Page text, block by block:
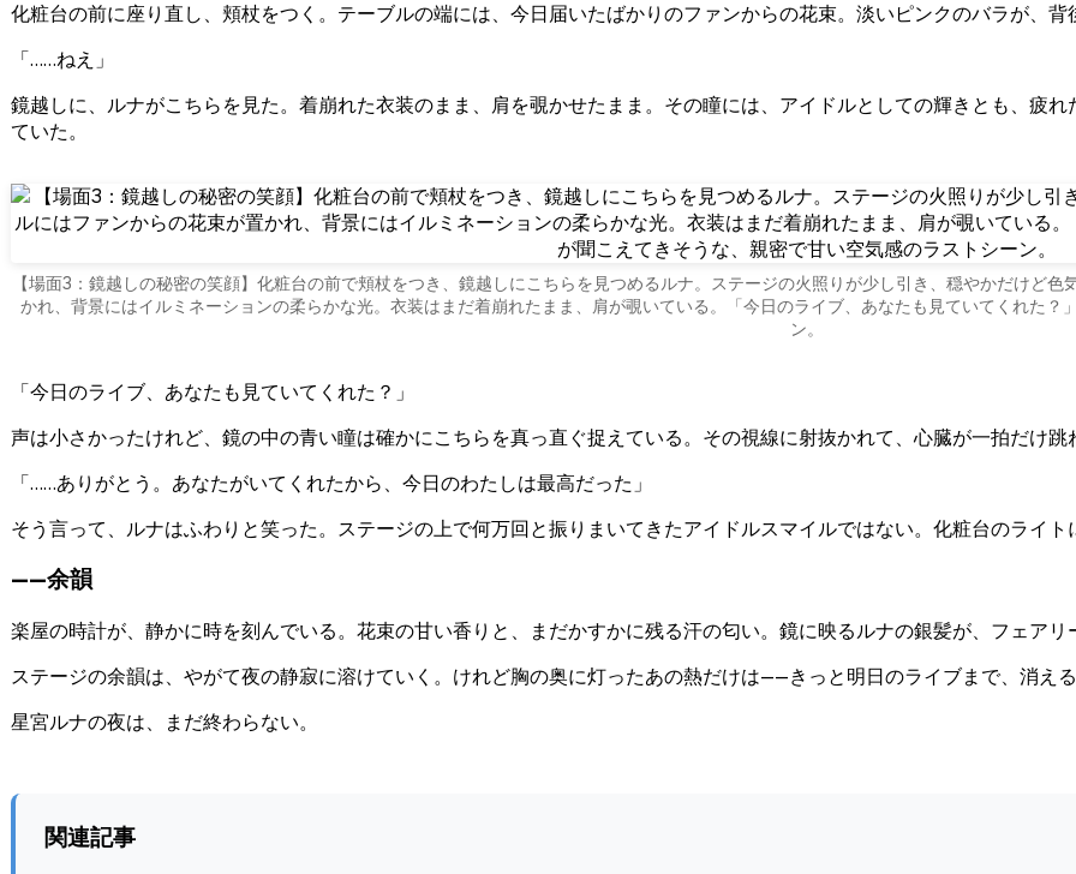
化粧台の前に座り直し、頬杖をつく。テーブルの端には、今日届いたばかりのファンからの花束。淡いピンクのバラが、
「……ねえ」
鏡越しに、ルナがこちらを見た。着崩れた衣装のまま、肩を覗かせたまま。その瞳には、アイドルとしての輝きとも、疲
ていた。
【場面3：鏡越しの秘密の笑顔】化粧台の前で頬杖をつき、鏡越しにこちらを見つめるルナ。ステージの火照りが少し引き、穏やかだけど
かれ、背景にはイルミネーションの柔らかな光。衣装はまだ着崩れたまま、肩が覗いている。「今日のライブ、あなたも見ていてくれた
ン。
「今日のライブ、あなたも見ていてくれた？」
声は小さかったけれど、鏡の中の青い瞳は確かにこちらを真っ直ぐ捉えている。その視線に射抜かれて、心臓が一拍だけ跳
「……ありがとう。あなたがいてくれたから、今日のわたしは最高だった」
そう言って、ルナはふわりと笑った。ステージの上で何万回と振りまいてきたアイドルスマイルではない。化粧台のライ
——余韻
楽屋の時計が、静かに時を刻んでいる。花束の甘い香りと、まだかすかに残る汗の匂い。鏡に映るルナの銀髪が、フェア
ステージの余韻は、やがて夜の静寂に溶けていく。けれど胸の奥に灯ったあの熱だけは——きっと明日のライブまで、消え
星宮ルナの夜は、まだ終わらない。
関連記事